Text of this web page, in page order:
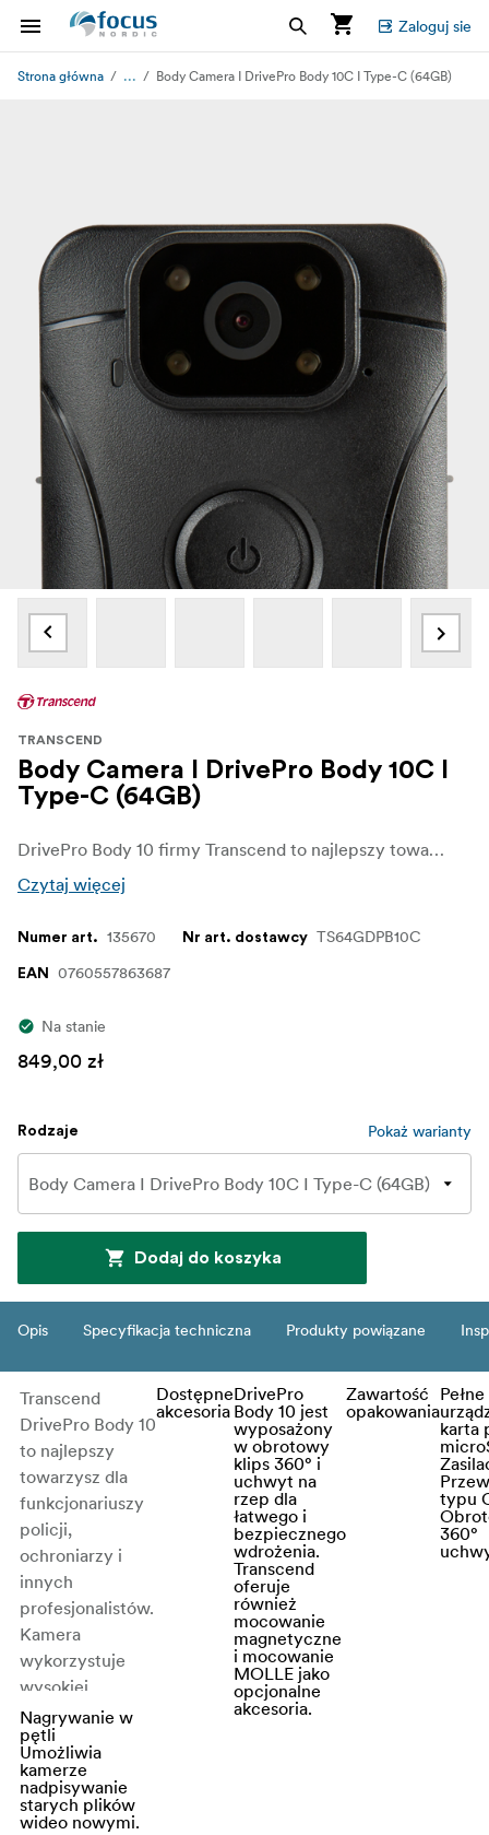
Zaloguj sie
Strona główna ... Body Camera I DrivePro Body 10C I Type-C (64GB)
TRANSCEND
Body Camera I DrivePro Body 10C I
Type-C (64GB)
DrivePro Body 10 firmy Transcend to najlepszy towarzysz dla funkcjonariuszy policji, ochroniarzy i innych profesjonalistów. Kamera wykorzystuje wysokiej czułości przetwornik obrazu, wysokiej jakości obiektyw i automatyczne oświetlenie podczerwieni, które zapewniają, że wszystkie ważne szczegóły działań są wyraźnie rejestrowane. DrivePro Body 10 posiada również wbudowaną baterię oraz doskonałą odporność na wodę i wstrząsy, dzięki czemu idealnie nadaje się do w pomieszczeniach i na zewnątrz.
Czytaj więcej
Numer art. 135670 Nr art. dostawcy TS64GDPB10C
EAN 0760557863687
Na stanie
849,00 zł
Rodzaje Pokaż warianty
Dodaj do koszyka
Opis Specyfikacja techniczna Produkty powiązane
Transcend
DrivePro Body 10
to najlepszy
towarzysz dla
funkcjonariuszy
policji,
ochroniarzy i
innych
profesjonalistów.
Kamera
wykorzystuje
wysokiej
czułości
przetwornik
obrazu, wysokiej
jakości obiektyw
i automatyczne
Nagrywanie w
pętli
Umożliwia
kamerze
nadpisywanie
starych plików
wideo nowymi.
Dostępne
akcesoria
DrivePro
Body 10 jest
wyposażony
w obrotowy
klips 360° i
uchwyt na
rzep dla
łatwego i
bezpiecznego
wdrożenia.
Transcend
oferuje
również
mocowanie
magnetyczne
i mocowanie
MOLLE jako
opcjonalne
akcesoria.
Zawartość
opakowania
Pełne
karta
typu
360°